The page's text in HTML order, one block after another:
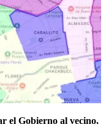
el Gobierno al vecino,